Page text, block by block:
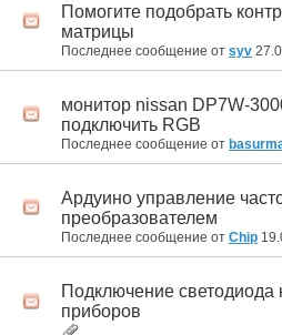
Помогите подобрать
матрицы
Последнее сообщение от syv
монитор nissan DP7W-
подключить RGB
Последнее сообщение от
Ардуино управление
преобразователем
Последнее сообщение от Chip
Подключение светодиода
приборов